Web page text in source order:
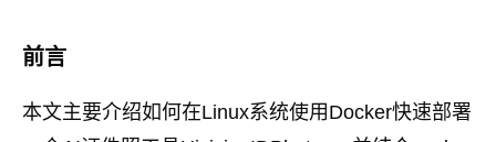
前言
本文主要介绍如何在Linux系统使用Docker快速部署